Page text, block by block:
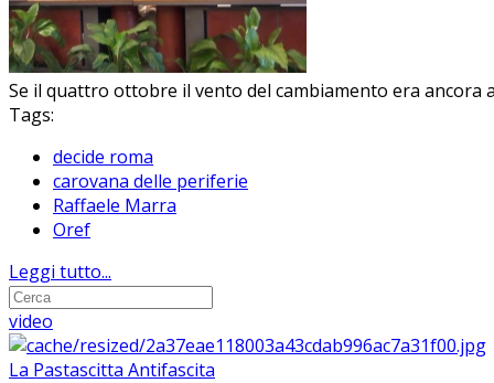
Se il quattro ottobre il vento del cambiamento era ancora
Tags:
decide roma
carovana delle periferie
Raffaele Marra
Oref
Leggi tutto...
video
La Pastascitta Antifascita